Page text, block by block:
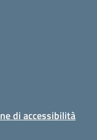
di accessibilità